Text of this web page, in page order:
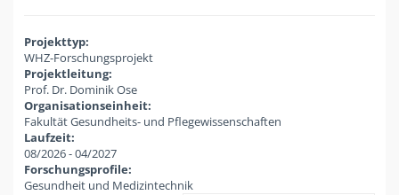
Projekttyp:
WHZ-Forschungsprojekt
Projektleitung:
Prof. Dr. Dominik Ose
Organisationseinheit:
Fakultät Gesundheits- und Pflegewissenschaften
Laufzeit:
08/2026-04/2027
Forschungsprofile:
Gesundheit und Medizintechnik